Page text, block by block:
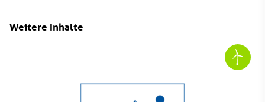
Weitere Inhalte